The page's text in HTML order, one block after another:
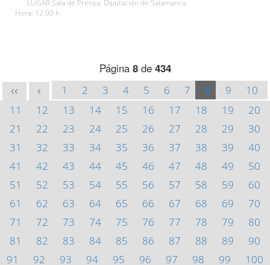
LUGAR Sala de Prensa. Diputación de Salamanca.
Hora: 12:00 h.
Página 8de 434
<< < 1 2 3 4 5 6 7 8 9
10
11
12 13 14 15 16 17 18 19
20
21
22 23 24 25 26 27 28 29
30
31
32 33 34 35 36 37 38 39
40
41
42 43 44 45 46 47 48 49
50
51
52 53 54 55 56 57 58 59
60
61
62 63 64 65 66 67 68 69
70
71
72 73 74 75 76 77 78 79
80
81
82 83 84 85 86 87 88 89
90
91
92 93 94 95 96 97 98 99
100